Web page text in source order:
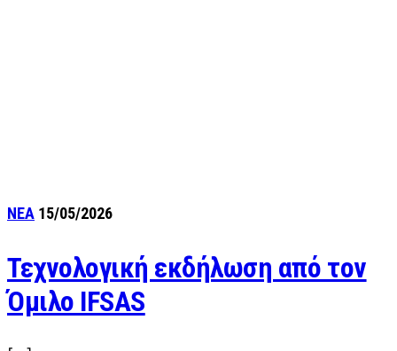
ΝΕΑ 15/05/2026
Τεχνολογική εκδήλωση από τον
Όμιλο IFSAS